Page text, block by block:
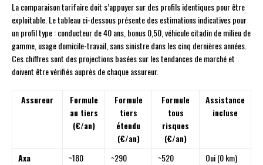
La comparaison tarifaire doit s’appuyer sur des profils identiques pour être
exploitable. Le tableau ci-dessous présente des estimations indicatives pour
un profil type : conducteur de 40 ans, bonus 0,50, véhicule citadin de milieu de
gamme, usage domicile-travail, sans sinistre dans les cinq dernières années.
Ces chiffres sont des projections basées sur les tendances de marché et
doivent être vérifiés auprès de chaque assureur.
Assureur
Formule
au tiers
(€/an)
Formule
tiers
étendu
(€/an)
Formule
tous
risques
(€/an)
Assistance
incluse
Axa ~180 ~290 ~520
Oui (0 km)